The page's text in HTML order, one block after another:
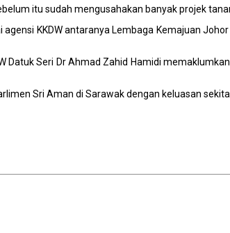
itu sudah mengusahakan banyak projek
KKDW antaranya Lembaga Kemajuan
Datuk Seri Dr Ahmad Zahid Hamidi
Sri Aman di Sarawak dengan keluasan